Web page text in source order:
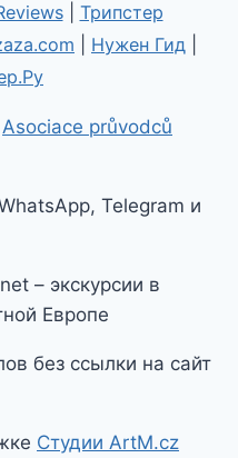
| Трипстер
Нужен Гид
Asociace průvodců
Telegram и
– экскурсии в
Европе
без ссылки на сайт
Студии ArtM.cz